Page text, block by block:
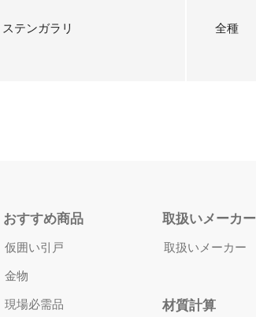
ステンガラリ 全種
おすすめ商品
仮囲い引戸
金物
現場必需品
取扱いメーカー
取扱いメーカー
材質計算